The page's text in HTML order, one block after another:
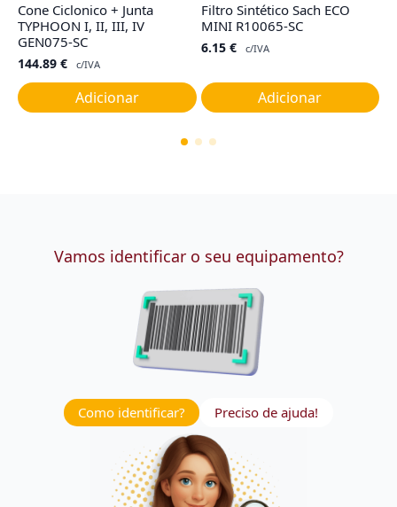
Cone Ciclonico + Junta
TYPHOON I, II, III, IV
GEN075-SC
144.89 € c/IVA
Adicionar
Filtro Sintético Sach ECO
MINI R10065-SC
6.15 € c/IVA
Adicionar
Vamos identificar o seu equipamento?
Como identificar? Preciso de ajuda!